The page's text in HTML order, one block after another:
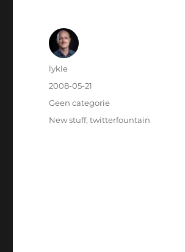
Author
lykle
Posted
on
2008-05-21
Categories
Geen categorie
Tags
New stuff,twitterfountain